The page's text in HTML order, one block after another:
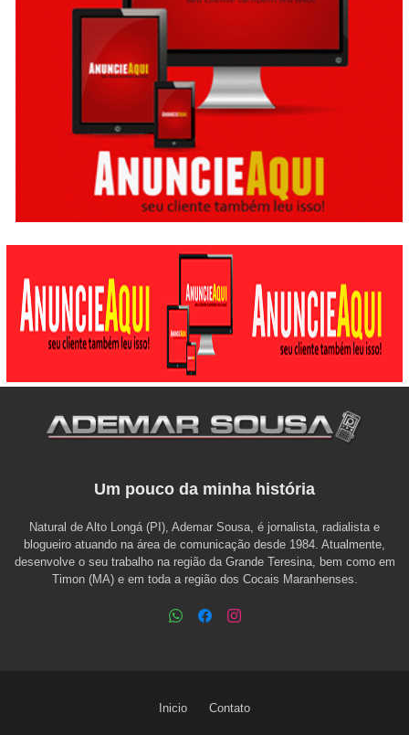
Um pouco da minha história
Natural de Alto Longá (PI), Ademar Sousa, é jornalista, radialista e
blogueiro atuando na área de comunicação desde 1984. Atualmente,
desenvolve o seu trabalho na região da Grande Teresina, bem como em
Timon (MA) e em toda a região dos Cocais Maranhenses.
Inicio Contato